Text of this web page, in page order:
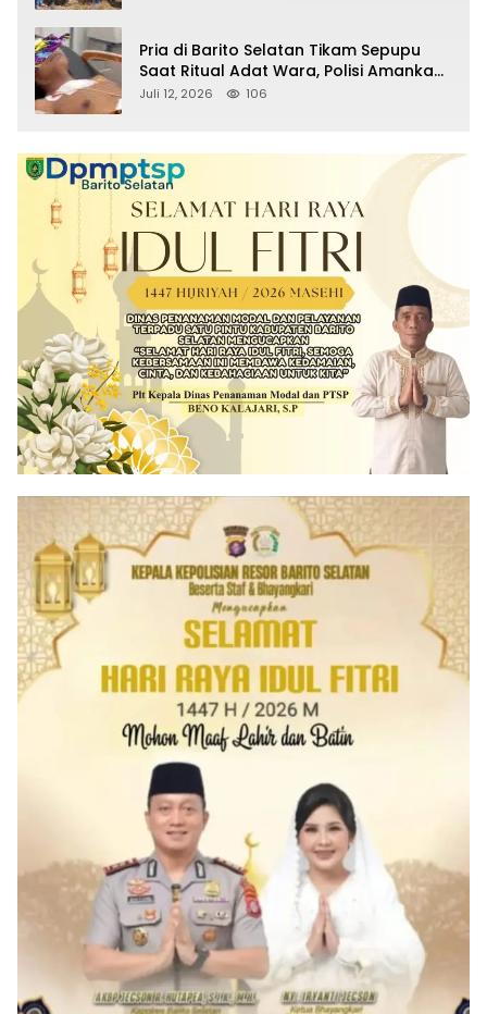
Pria di Barito Selatan Tikam Sepupu
Saat Ritual Adat Wara, Polisi Amankan
Pelaku
Juli 12, 2026 106